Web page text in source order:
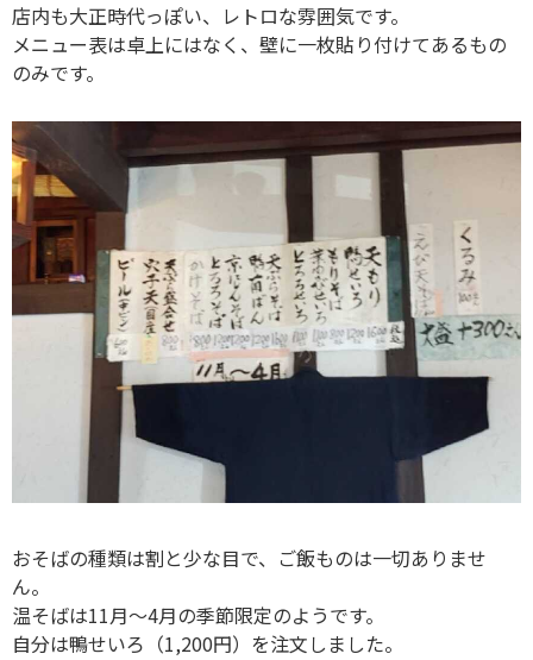
店内も大正時代っぽい、レトロな雰囲気です。
メニュー表は卓上にはなく、壁に一枚貼り付けてあるもの
のみです。
おそばの種類は割と少な目で、ご飯ものは一切ありませ
ん。
温そばは11月～4月の季節限定のようです。
自分は鴨せいろ（1,200円）を注文しました。